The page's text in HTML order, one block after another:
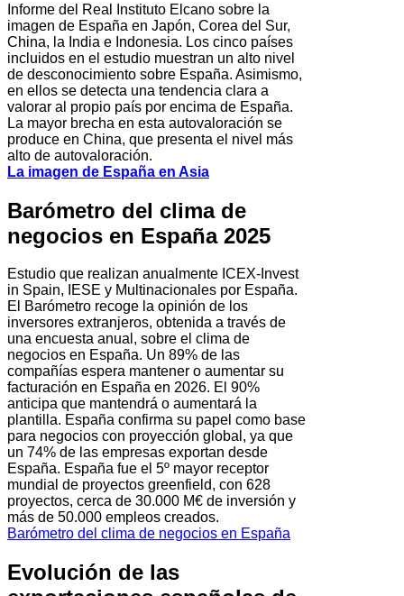
Informe del Real Instituto Elcano sobre la
imagen de España en Japón, Corea del Sur,
China, la India e Indonesia. Los cinco países
incluidos en el estudio muestran un alto nivel
de desconocimiento sobre España. Asimismo,
en ellos se detecta una tendencia clara a
valorar al propio país por encima de España.
La mayor brecha en esta autovaloración se
produce en China, que presenta el nivel más
alto de autovaloración.
La imagen de España en Asia
Barómetro del clima de
negocios en España 2025
Estudio que realizan anualmente ICEX-Invest
in Spain, IESE y Multinacionales por España.
El Barómetro recoge la opinión de los
inversores extranjeros, obtenida a través de
una encuesta anual, sobre el clima de
negocios en España. Un 89% de las
compañías espera mantener o aumentar su
facturación en España en 2026. El 90%
anticipa que mantendrá o aumentará la
plantilla. España confirma su papel como base
para negocios con proyección global, ya que
un 74% de las empresas exportan desde
España. España fue el 5º mayor receptor
mundial de proyectos greenfield, con 628
proyectos, cerca de 30.000 M€ de inversión y
más de 50.000 empleos creados.
Barómetro del clima de negocios en España
Evolución de las